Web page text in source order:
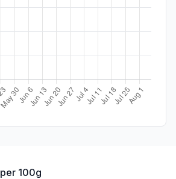
for 'Änglamark Grønn Pesto 140g'
per 100g